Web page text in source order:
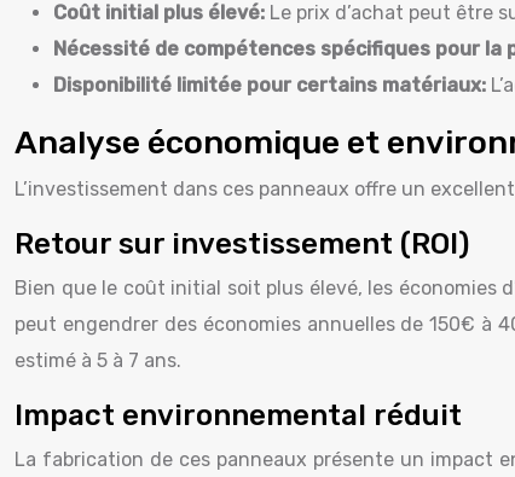
Coût initial plus élevé: Le prix d’achat peut être
Nécessité de compétences spécifiques pour la
Disponibilité limitée pour certains matériaux:
Analyse économique et
L’investissement dans ces panneaux offre un
Retour sur investissement (ROI)
Bien que le coût initial soit plus élevé, les économies
peut engendrer des économies annuelles de 150€ à
estimé à 5 à 7 ans.
Impact environnemental réduit
La fabrication de ces panneaux présente un impact